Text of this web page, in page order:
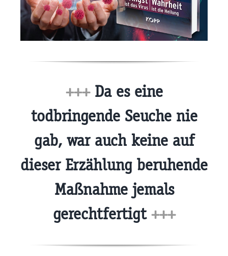
+++Da es eine
todbringende Seuche nie
gab, war auch keine auf
dieser Erzählung beruhende
Maßnahme jemals
gerechtfertigt +++